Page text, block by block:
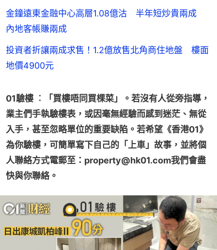
金鐘遠東金融中心高層1.08億沽 半年短炒貴兩成
內地客帳賺兩成
投資者折讓兩成求售！1.2億放售北角商住地盤 樓面
地價4900元
01驗樓 ︰「買樓唔同買棵菜」。若沒有人從旁指導，
業主們手執驗樓表，或因毫無經驗而感到迷茫、無從
入手，甚至忽略單位的重要缺陷。若希望《香港01》
為你驗樓，可簡單寫下自己的「上車」故事，並將個
人聯絡方式電郵至：property@hk01.com我們會盡
快與你聯絡。